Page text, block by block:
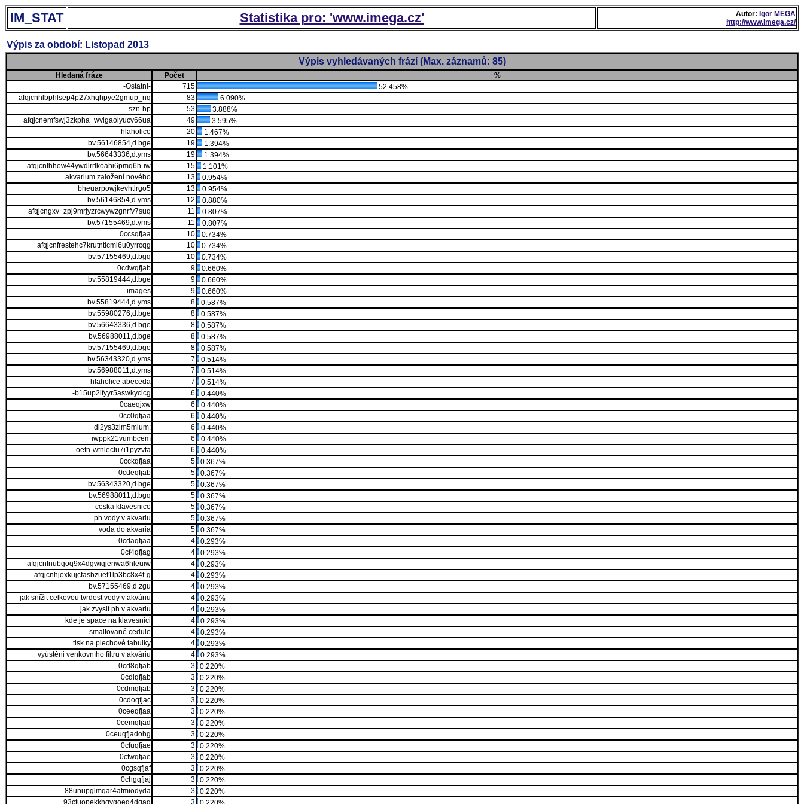
IM_STAT Statistika pro: 'www.imega.cz' Autor: Igor MEGA
http://www.imega.cz/
Výpis za období: Listopad 2013
Výpis vyhledávaných frází (Max. záznamů: 85)
Hledaná fráze Počet
%
-Ostatni-
715
52.458%
afqjcnhlbphlsep4p27xhqhpye2gmup_nq
83
6.090%
szn-hp
53
3.888%
afqjcnemfswj3zkpha_wvlgaoiyucv66ua
49
3.595%
hlaholice
20
1.467%
bv.56146854,d.bge
19
1.394%
bv.56643336,d.yms
19
1.394%
afqjcnfhhow44ywdlrrlkoahi6pmq6h-iw
15
1.101%
akvarium založení nového
13
0.954%
bheuarpowjkevhtlrgo5
13
0.954%
bv.56146854,d.yms
12
0.880%
afqjcngxv_zpj9mrjyzrcwywzgnrfv7suq
11
0.807%
bv.57155469,d.yms
11
0.807%
0ccsqfjaa
10
0.734%
afqjcnfrestehc7krutntlcml6u0yrrcqg
10
0.734%
bv.57155469,d.bgq
10
0.734%
0cdwqfjab
9
0.660%
bv.55819444,d.bge
9
0.660%
images
9
0.660%
bv.55819444,d.yms
8
0.587%
bv.55980276,d.bge
8
0.587%
bv.56643336,d.bge
8
0.587%
bv.56988011,d.bge
8
0.587%
bv.57155469,d.bge
8
0.587%
bv.56343320,d.yms
7
0.514%
bv.56988011,d.yms
7
0.514%
hlaholice abeceda
7
0.514%
-b15up2ifyyr5aswkycicg
6
0.440%
0caeqjxw
6
0.440%
0cc0qfjaa
6
0.440%
di2ys3zlm5mium:
6
0.440%
iwppk21vumbcem
6
0.440%
oefn-wtnlecfu7i1pyzvta
6
0.440%
0cckqfjaa
5
0.367%
0cdeqfjab
5
0.367%
bv.56343320,d.bge
5
0.367%
bv.56988011,d.bgq
5
0.367%
ceska klavesnice
5
0.367%
ph vody v akvariu
5
0.367%
voda do akvaria
5
0.367%
0cdaqfjaa
4
0.293%
0cf4qfjag
4
0.293%
afqjcnfnubgoq9x4dgwiqjeriwa6hleuiw
4
0.293%
afqjcnhjoxkujcfasbzuef1lp3bc8x4f-g
4
0.293%
bv.57155469,d.zgu
4
0.293%
jak snížit celkovou tvrdost vody v akváriu
4
0.293%
jak zvysit ph v akvariu
4
0.293%
kde je space na klavesnici
4
0.293%
smaltované cedule
4
0.293%
tisk na plechové tabulky
4
0.293%
vyústěni venkovního filtru v akváriu
4
0.293%
0cd8qfjab
3 0.220%
0cdiqfjab
3 0.220%
0cdmqfjab
3 0.220%
0cdoqfjac
3 0.220%
0ceeqfjaa
3 0.220%
0cemqfjad
3 0.220%
0ceuqfjadohg
3 0.220%
0cfuqfjae
3 0.220%
0cfwqfjae
3 0.220%
0cgsqfjaf
3 0.220%
0chgqfjaj
3 0.220%
88unupglmqar4atmiodyda
3 0.220%
93ctuopekkhgygoeg4dqag
3